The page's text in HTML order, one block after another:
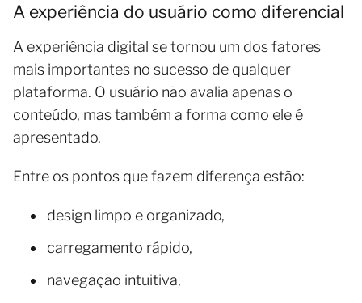
A experiência do usuário como diferencial
A experiência digital se tornou um dos fatores
mais importantes no sucesso de qualquer
plataforma. O usuário não avalia apenas o
conteúdo, mas também a forma como ele é
apresentado.
Entre os pontos que fazem diferença estão:
design limpo e organizado,
carregamento rápido,
navegação intuitiva,